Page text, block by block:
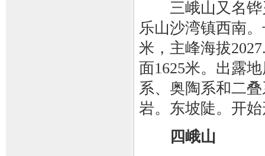
三峨山又名铧
乐山沙湾镇西南
米，主峰海拔
面1625米。出露
系、奥陶系和二
岩。东坡陡。开
四峨山